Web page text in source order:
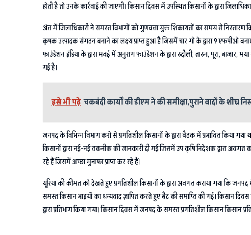
होती है तो उनके कार्रवाई की जाएगी। किसान दिवस में उपस्थित किसानों के द्वारा
अंत में जिलाधिकारी ने समस्त विभागों को गुणवत्ता युक्त शिकायतों का समय से
कृषक उत्पादक संगठन बनाने का लक्ष्य प्राप्त हुआ है जिसमें चार गो के द्वारा 9 एफपीओ
फाउंडेशन इंडिया के द्वारा मवई में अनुराग फाउंडेशन के द्वारा रुदौली, तारुन, पूरा,
गई है।
इसे भी पढ़े चकबंदी कार्यों की डीएम ने की समीक्षा,पुराने वादों के शीघ्र
जनपद के विभिन्न विभाग करो से प्रगतिशील किसानों के द्वारा बैठक में प्रभावित किया
किसानों द्वारा नई-नई तकनीक की जानकारी दी गई जिसमें उप कृषि निदेशक द्वारा
रहे हैं जिसमें अच्छा मुनाफा प्राप्त कर रहे हैं।
यूरिया की कीमत को देखते हुए प्रगतिशील किसानों के द्वारा अवगत कराया गया कि जनपद
समस्त किसान भाइयों का धन्यवाद ज्ञापित करते हुए बैट की समाप्ति की गई। किसान दिवस
द्वारा प्रतिभाग किया गया। किसान दिवस में जनपद के समस्त प्रगतिशील किसान किसान